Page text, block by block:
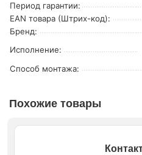
Период гарантии:
EAN товара (Штрих-код):
Бренд:
Исполнение:
Способ монтажа:
Похожие товары